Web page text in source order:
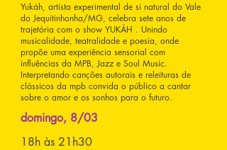
Yukáh, artista experimental de si natural do Vale
do Jequitinhonha/MG, celebra sete anos de
trajetória com o show YUKÁH . Unindo
musicalidade, teatralidade e poesia, onde
propõe uma experiência sensorial com
influências da MPB, Jazz e Soul Music.
Interpretando canções autorais e releituras de
clássicos da mpb convida o público a cantar
sobre o amor e os sonhos para o futuro.
domingo, 8/03
18h às 21h30